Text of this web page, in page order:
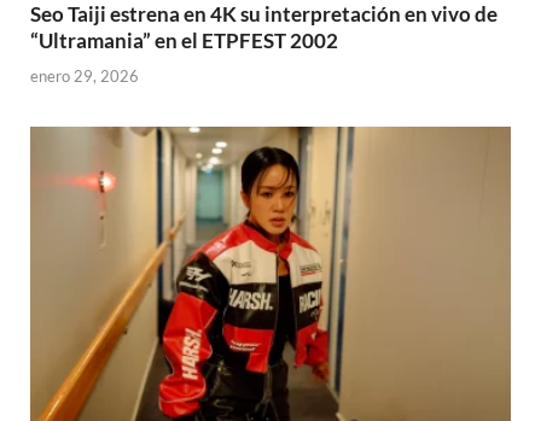
Seo Taiji estrena en 4K su interpretación en vivo de
“Ultramania” en el ETPFEST 2002
enero 29, 2026